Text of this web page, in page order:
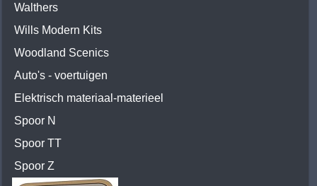
Walthers
Wills Modern Kits
Woodland Scenics
Auto's - voertuigen
Elektrisch materiaal-materieel
Spoor N
Spoor TT
Spoor Z